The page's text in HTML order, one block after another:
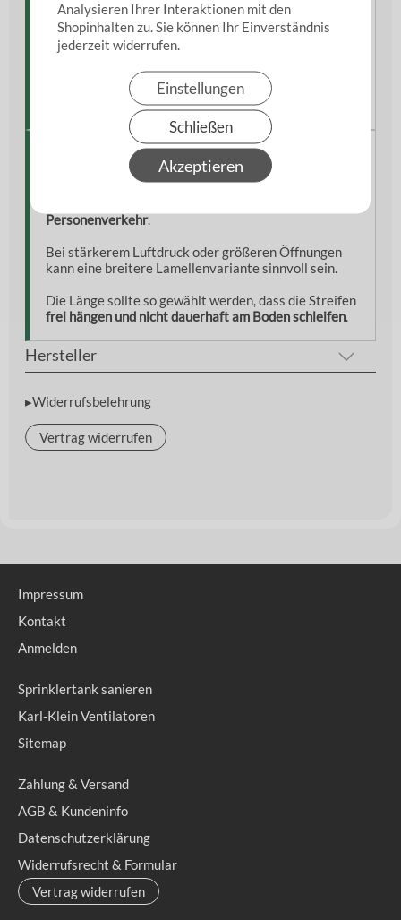
Analysieren Ihrer Interaktionen mit den
Shopinhalten zu. Sie können Ihr Einverständnis
jederzeit widerrufen.
Einstellungen
Schließen
Akzeptieren
Lamellen(2 × 200 mm), passende Edelstahl-Pendel
sowie dieEdelstahl-Hakenleisteinklusive
Befestigungsmaterial.
Alle Komponenten sind optimal auf eine
Gesamtbreite von
1,00 mabgestimmt und
ermöglichen eine schnelle Montage.
Hinweise aus der Praxis
200 mm Lamellensind besonders leichtgängig
Personenverkehr.
Bei stärkerem Luftdruck oder größeren Öffnungen
kann eine breitere Lamellenvariante sinnvoll sein.
Die Länge sollte so gewählt werden, dass die Streifen
frei hängen und nicht dauerhaft am Boden schleifen
Hersteller
▸Widerrufsbelehrung
Vertrag widerrufen
Impressum
Kontakt
Anmelden
Sprinklertank sanieren
Karl-Klein Ventilatoren
Sitemap
Zahlung & Versand
AGB & Kundeninfo
Datenschutzerklärung
Widerrufsrecht & Formular
Vertrag widerrufen